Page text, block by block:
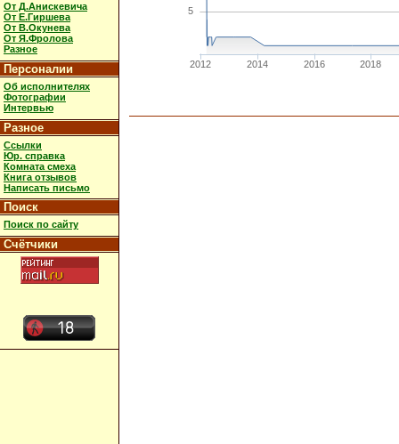
От Д.Анискевича
От Е.Гиршева
От В.Окунева
От Я.Фролова
Разное
Персоналии
Об исполнителях
Фотографии
Интервью
Разное
Ссылки
Юр. справка
Комната смеха
Книга отзывов
Написать письмо
Поиск
Поиск по сайту
Счётчики
2012 2014 2016 2018
5